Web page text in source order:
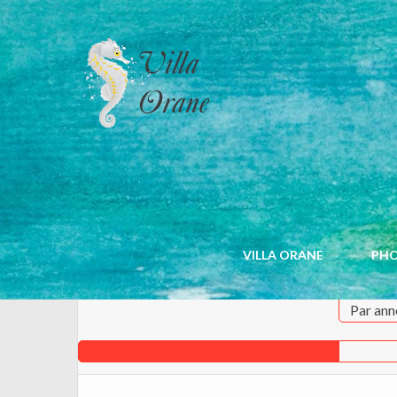
VILLA ORANE
CALENDRIER
Par